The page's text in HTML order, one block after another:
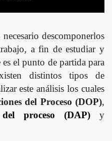
descomponerlos
a fin de estudiar y
el punto de partida para
distintos tipos de
este análisis los cuales
del Proceso (DOP),
proceso (DAP) y